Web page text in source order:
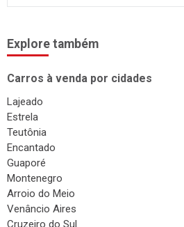
Estrela
Teutônia
Encantado
Guaporé
Montenegro
Arroio do Meio
Venâncio Aires
Cruzeiro do Sul